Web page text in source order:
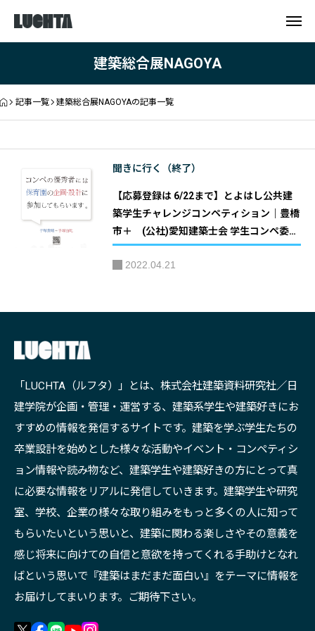
建築総合展NAGOYA
記事一覧 建築総合展NAGOYAの記事一覧
聞きに行く（終了）
【応募登録は 6/22まで】とよはし公共建
築学生チャレンジコンペティション｜豊橋
市＋ (公社)愛知建築士会 学生コンペ委員
会
2022.04.21
「LUCHTA（ルフタ）」とは、株式会社建築資料研究社／日
建学院が企画・管理・運営する、建築系学生や建築好きにお
すすめの情報を発信するサイトです。建築を学ぶ学生たちの
卒業設計を始めとした様々な活動やイベント・コンペティシ
ョン情報や読み物など、建築学生や建築好きの方にとって真
に必要な情報をリアルに発信していきます。建築学生や研究
室、学校、企業の様々な取り組みをもっと多くの人に知って
もらいたいという思いと、建築に関わる楽しさやその意義を
感じ将来に向けての自信と意欲を持ってくれる手助けとなれ
ばという思いで『建築はまだまだ面白い』をテーマに情報を
お届けしてまいります。ご期待下さい。